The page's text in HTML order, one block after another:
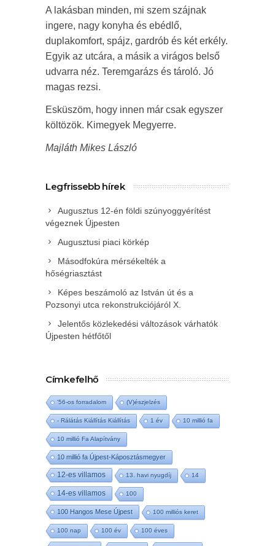
A lakásban minden, mi szem szájnak
ingere, nagy konyha és ebédlő,
duplakomfort, spájz, gardrób és két erkély.
Egyik az utcára, a másik a virágos belső
udvarra néz. Teremgarázs és tároló. Jó
magas rezsi.
Esküszöm, hogy innen már csak egyszer
költözök. Kimegyek Megyerre.
Majláth Mikes László
Legfrissebb hírek
Augusztus 12-én földi szúnyoggyérítést
végeznek Újpesten
Augusztusi piaci körkép
Másodfokúra mérsékelték a
hőségriasztást
Képes beszámoló az István út és a
Pozsonyi utca rekonstrukciójáról X.
Jelentős közlekedési változások várhatók
Újpesten hétfőtől
Címkefelhő
'56-os forradalom (V)észjelzés
- Rálátás Kiállítás Kiállítás 1 év 10 millió fa
10 millió Fa Alapítvány
10 millió fa Újpest-Káposztásmegyer
12-es villamos 13. havi nyugdíj 14
14-es villamos 100
100 Hangos Mese Újpest 100 milliós keret
100 nap 100 év 100 éves